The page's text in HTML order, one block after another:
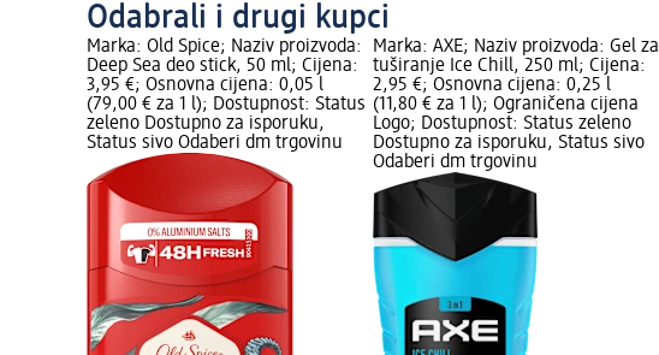
Odabrali i drugi kupci
Marka: Old Spice; Naziv proizvoda:
Deep Sea deo stick, 50 ml; Cijena:
3,95 €; Osnovna cijena: 0,05 l
(79,00 € za 1 l); Dostupnost: Status
zeleno Dostupno za isporuku,
Status sivo Odaberi dm trgovinu
Marka: AXE; Naziv proizvoda: Gel za
tuširanje Ice Chill, 250 ml; Cijena:
2,95 €; Osnovna cijena: 0,25 l
(11,80 € za 1 l); Ograničena cijena
Logo; Dostupnost: Status zeleno
Dostupno za isporuku, Status sivo
Odaberi dm trgovinu